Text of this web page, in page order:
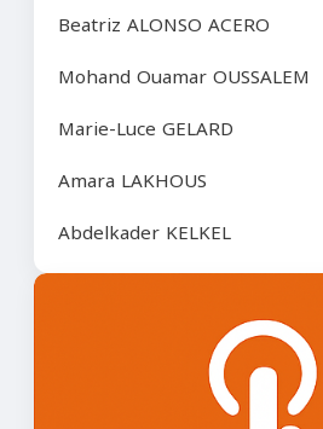
Beatriz ALONSO ACERO
Mohand Ouamar OUSSALEM
Marie-Luce GELARD
Amara LAKHOUS
Abdelkader KELKEL